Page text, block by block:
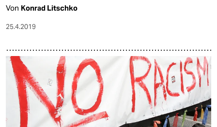
Von Konrad Litschko
25.4.2019